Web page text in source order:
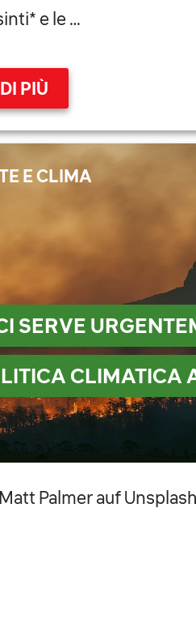
e le …
PIÙ
SERVE
CLIMATICA
E CLIMA
Palmer auf Unsplash